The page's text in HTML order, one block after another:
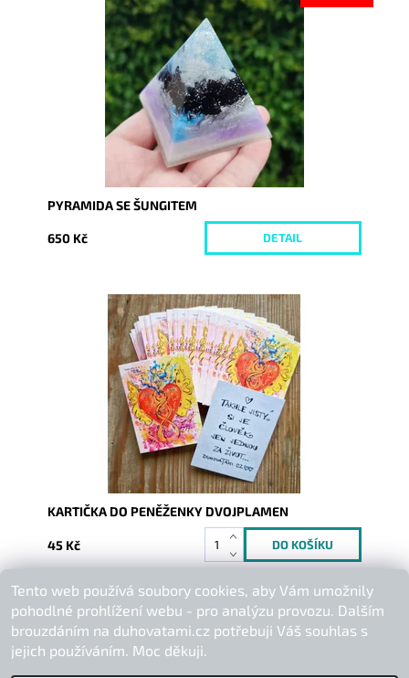
Dostupnost:
Vyprodáno
8701
PYRAMIDA SE ŠUNGITEM
650 Kč DETAIL
Dostupnost:
Skladem
9924
KARTIČKA DO PENĚŽENKY DVOJPLAMEN
45 Kč
Buďte první, kdo napíše příspěvek k této položce.
Přidat komentář
Tento web používá soubory cookies, aby Vám umožnily
pohodlné prohlížení webu - pro analýzu provozu. Dalším
brouzdáním na duhovatami.cz potřebuji Váš souhlas s
jejich používáním. Moc děkuji.